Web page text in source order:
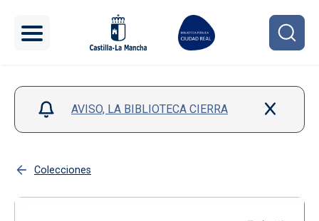
AVISO, LA BIBLIOTECA CIERRA
Colecciones